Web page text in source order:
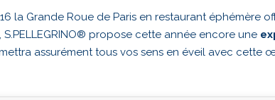
la Grande Roue de Paris en restaurant éphémère
propose cette année encore une
assurément tous vos sens en éveil avec cette